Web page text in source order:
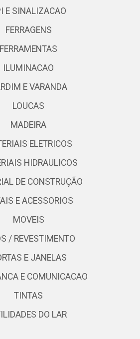
E SINALIZACAO
FERRAGENS
FERRAMENTAS
ILUMINACAO
E VARANDA
LOUCAS
MADEIRA
ELETRICOS
HIDRAULICOS
DE CONSTRUÇÃO
E ACESSORIOS
MOVEIS
/ REVESTIMENTO
E JANELAS
E COMUNICACAO
TINTAS
DO LAR